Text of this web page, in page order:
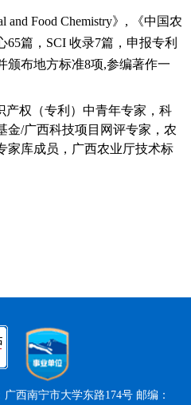
Food Chemistry》 , 《中国农
65篇，SCI 收录7篇，申报专利
颁布地方标准8项,参编著作一
产权（专利）中青年专家，科
金/广西科技项目网评专家，农
家库成员，广西农业厅技术标
西南宁市大学东路174号 邮编：